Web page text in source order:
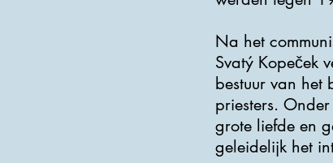
Na het
Svatý Kopeček
bestuur van
priesters.
grote liefde en
geleidelijk het